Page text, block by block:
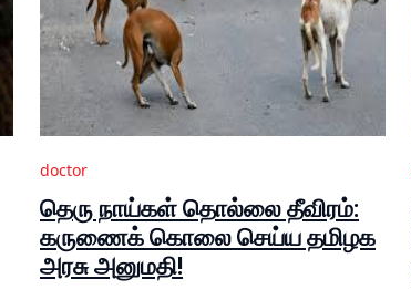
doctor
தெரு நாய்கள் தொல்லை தீவிரம்:
கருணைக் கொலை செய்ய தமிழக
அரசு அனுமதி!